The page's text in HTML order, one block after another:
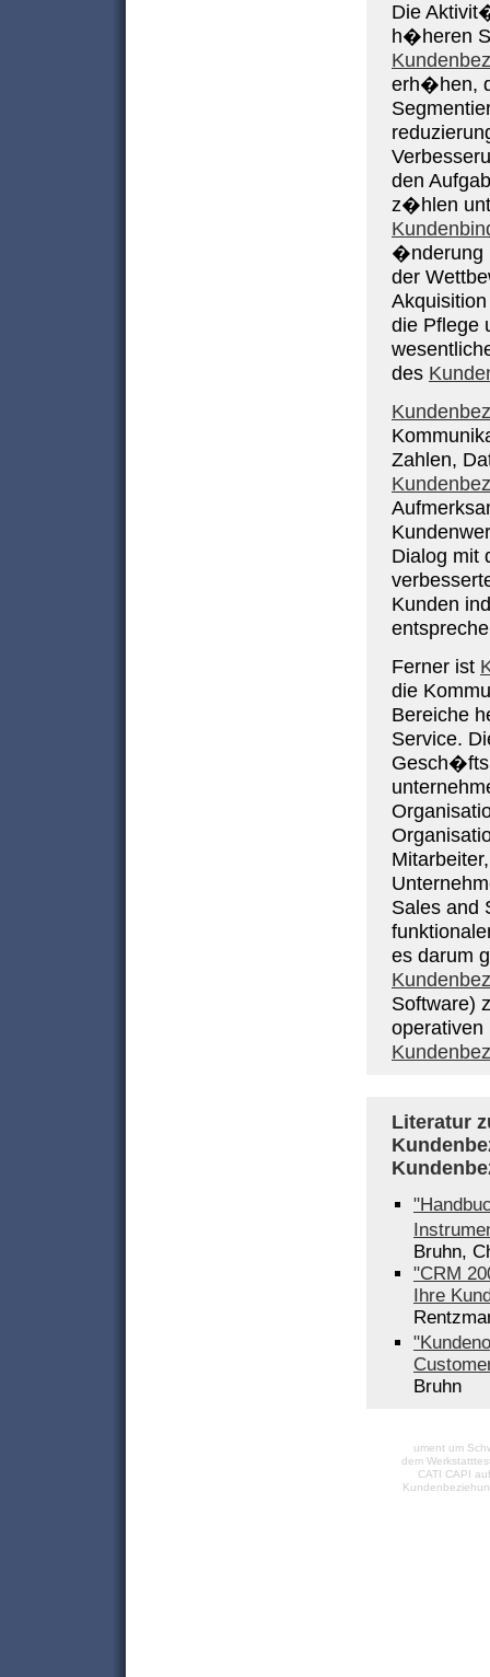
Die
h�heren
erh�hen,
den
z�hlen
�nderung
der
die Pflege
des
Zahlen,
Dialog mit
Kunden
Ferner ist
die
Bereiche
Service.
Sales and
es darum
Software)
operativen
Literatur
Bruhn,
"CRM
Ihre
Bruhn
ument um
dem
CATI CAPI